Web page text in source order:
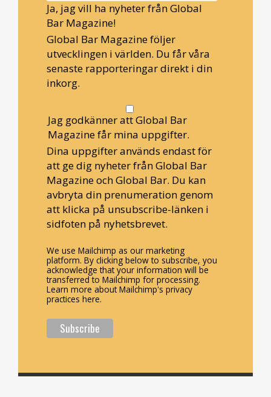
Ja, jag vill ha nyheter från Global
Bar Magazine!
Global Bar Magazine följer
utvecklingen i världen. Du får våra
senaste rapporteringar direkt i din
inkorg.
Jag godkänner att Global Bar
Magazine får mina uppgifter.
Dina uppgifter används endast för
att ge dig nyheter från Global Bar
Magazine och Global Bar. Du kan
avbryta din prenumeration genom
att klicka på unsubscribe-länken i
sidfoten på nyhetsbrevet.
We use Mailchimp as our marketing
platform. By clicking below to subscribe, you
acknowledge that your information will be
transferred to Mailchimp for processing.
Learn more about Mailchimp's privacy
practices here.